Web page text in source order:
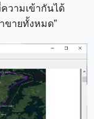
ความเข้ากันได้
ขายทั้งหมด”